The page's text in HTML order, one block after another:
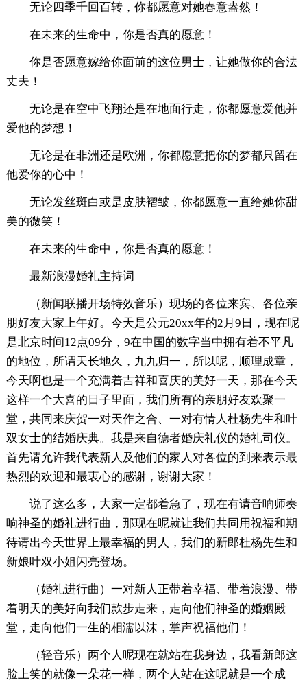
无论四季千回百转，你都愿意对她春意盎然！
在未来的生命中，你是否真的愿意！
你是否愿意嫁给你面前的这位男士，让她做你的合法
丈夫！
无论是在空中飞翔还是在地面行走，你都愿意爱他并
爱他的梦想！
无论是在非洲还是欧洲，你都愿意把你的梦都只留在
他爱你的心中！
无论发丝斑白或是皮肤褶皱，你都愿意一直给她你甜
美的微笑！
在未来的生命中，你是否真的愿意！
最新浪漫婚礼主持词
（新闻联播开场特效音乐）现场的各位来宾、各位亲
朋好友大家上午好。今天是公元20xx年的2月9日，现在呢
是北京时间12点09分，9在中国的数字当中拥有着不平凡
的地位，所谓天长地久，九九归一，所以呢，顺理成章，
今天啊也是一个充满着吉祥和喜庆的美好一天，那在今天
这样一个大喜的日子里面，我们所有的亲朋好友欢聚一
堂，共同来庆贺一对天作之合、一对有情人杜杨先生和叶
双女士的结婚庆典。我是来自德者婚庆礼仪的婚礼司仪。
首先请允许我代表新人及他们的家人对各位的到来表示最
热烈的欢迎和最衷心的感谢，谢谢大家！
说了这么多，大家一定都着急了，现在有请音响师奏
响神圣的婚礼进行曲，那现在呢就让我们共同用祝福和期
待请出今天世界上最幸福的男人，我们的新郎杜杨先生和
新娘叶双小姐闪亮登场。
（婚礼进行曲）一对新人正带着幸福、带着浪漫、带
着明天的美好向我们款步走来，走向他们神圣的婚姻殿
堂，走向他们一生的相濡以沫，掌声祝福他们！
（轻音乐）两个人呢现在就站在我身边，我看新郎这
脸上笑的就像一朵花一样，两个人站在这呢就是一个成